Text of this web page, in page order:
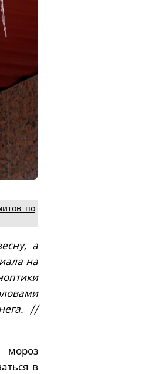
по
а
на
//
мороз
в